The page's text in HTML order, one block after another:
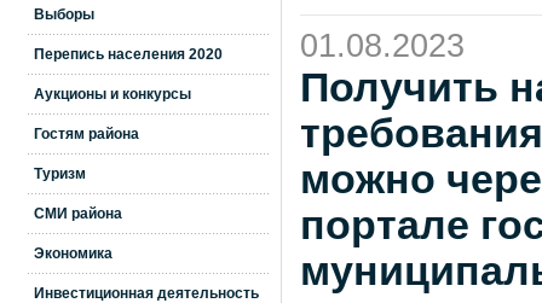
Выборы
Перепись населения 2020
Аукционы и конкурсы
Гостям района
Туризм
СМИ района
Экономика
Инвестиционная деятельность
01.08.2023
Получить
можно
портале